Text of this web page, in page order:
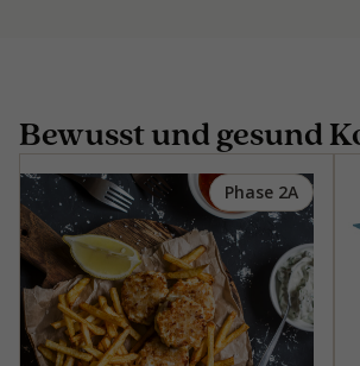
Bewusst und gesund
Phase 2A